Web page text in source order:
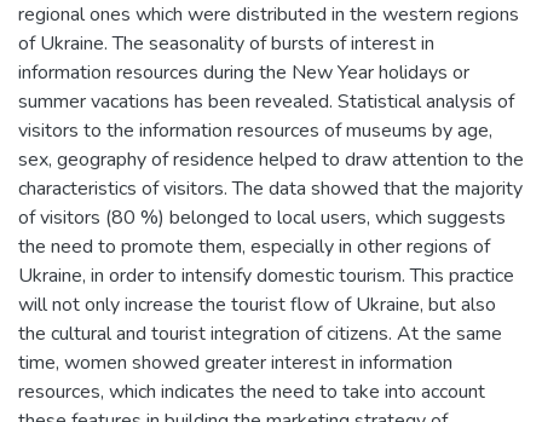
regional ones which were distributed in the western regions
of Ukraine. The seasonality of bursts of interest in
information resources during the New Year holidays or
summer vacations has been revealed. Statistical analysis of
visitors to the information resources of museums by age,
sex, geography of residence helped to draw attention to the
characteristics of visitors. The data showed that the majority
of visitors (80 %) belonged to local users, which suggests
the need to promote them, especially in other regions of
Ukraine, in order to intensify domestic tourism. This practice
will not only increase the tourist flow of Ukraine, but also
the cultural and tourist integration of citizens. At the same
time, women showed greater interest in information
resources, which indicates the need to take into account